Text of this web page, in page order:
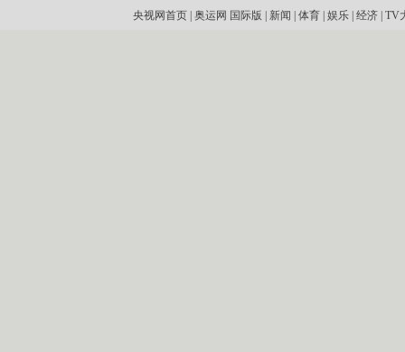
央视网首页| 奥运网 国际版 新闻 体育| 娱乐| 经济| TV